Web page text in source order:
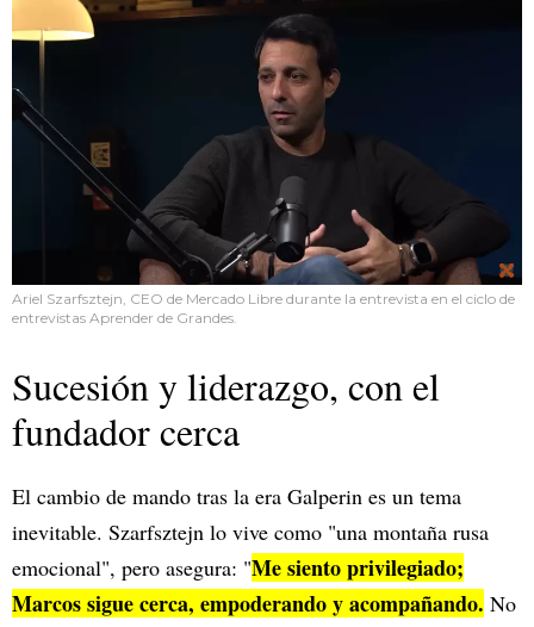
Ariel Szarfsztejn, CEO de Mercado Libre durante la entrevista en el ciclo de
entrevistas Aprender de Grandes.
Sucesión y liderazgo, con el
fundador cerca
El cambio de mando tras la era Galperin es un tema
inevitable. Szarfsztejn lo vive como "una montaña rusa
emocional", pero asegura: "Me siento privilegiado;
Marcos sigue cerca, empoderando y acompañando. No